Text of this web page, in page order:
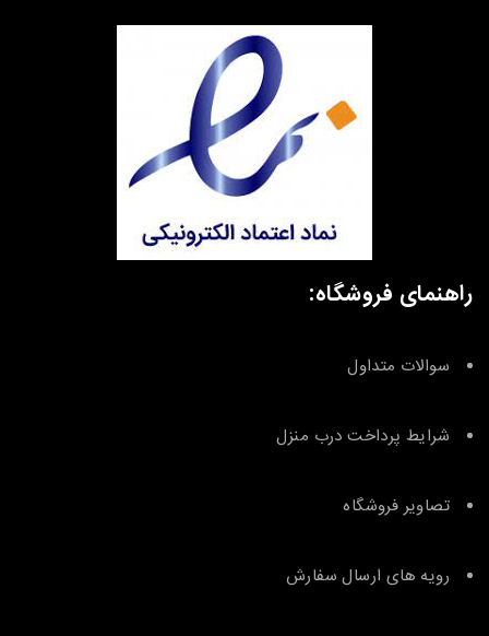
راهنمای فروشگاه:
سوالات متداول
شرایط پرداخت درب منزل
تصاویر فروشگاه
رویه های ارسال سفارش